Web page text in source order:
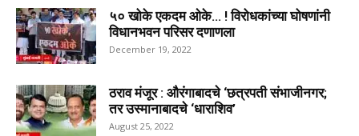
५० खोके एकदम ओके… ! विरोधकांच्या घोषणांनी
विधानभवन परिसर दणाणला
December 19, 2022
ठराव मंजूर : औरंगाबादचे ‘छत्रपती संभाजीनगर;
तर उस्मानाबादचे ‘धाराशिव’
August 25, 2022